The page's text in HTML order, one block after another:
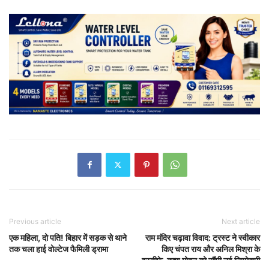
Previous article
एक महिला, दो पति! बिहार में सड़क से थाने
तक चला हाई वोल्टेज फैमिली ड्रामा
Next article
राम मंदिर चढ़ावा विवाद: ट्रस्ट ने स्वीकार
किए चंपत राय और अनिल मिश्रा के